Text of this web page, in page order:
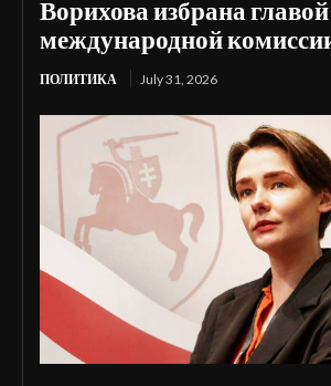
Ворихова избрана главой
международной
ПОЛИТИКА July 31, 2026